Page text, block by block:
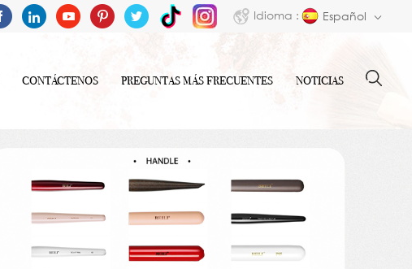
Idioma : Español
CONTÁCTENOS PREGUNTAS MÁS FRECUENTES NOTICIAS